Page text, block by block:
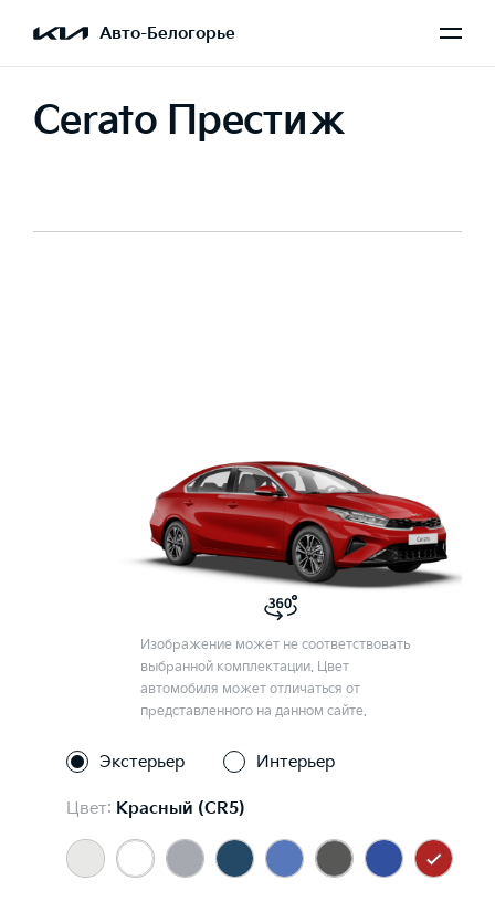
Авто-Белогорье
Cerato Престиж
Изображение может не соответствовать
выбранной комплектации. Цвет
автомобиля может отличаться от
представленного на данном сайте.
Экстерьер Интерьер
Цвет: Красный (CR5)